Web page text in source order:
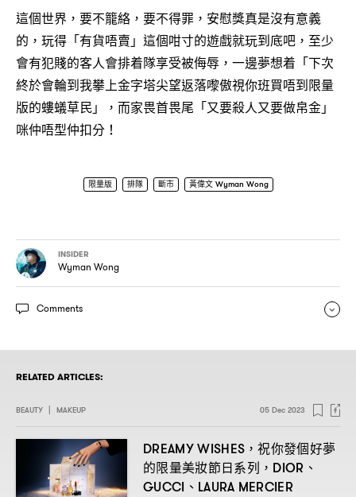
這個世界，要不籠絡，要不得罪，安慰獎真是沒有意義
的，玩得「有貨唔賣」這個咁寸的遊戲就玩到底吧，至少
會有犯賤的客人會排着隊享受被侮辱，一邊夢想着「下次
終於會輪到我攀上金字塔尖望返落嚟傲視你班買唔到限量
版的螻蟻草民」，而家畏首畏尾「又要殺人又要做帛金」
咪仲唔型仲扣分！
限量版 排隊 斷市 黃偉文 Wyman Wong
INSIDER
Wyman Wong
Comments
RELATED ARTICLES:
BEAUTY MAKEUP 05 Dec 2023
DREAMY WISHES，祝你發個好夢
的限量美妝節日系列 ，DIOR 、
GUCCI 、 LAURA MERCIER